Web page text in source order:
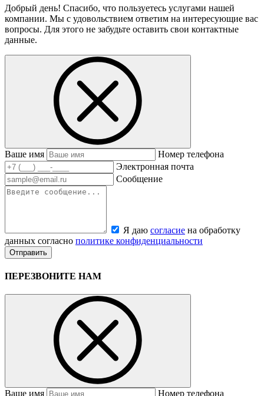
Добрый день! Спасибо, что пользуетесь услугами нашей
компании. Мы с удовольствием ответим на интересующие вас
вопросы. Для этого не забудьте оставить свои контактные
данные.
Ваше имя
Номер телефона
Электронная почта
Сообщение
Я даю согласие на обработку
данных согласно политике конфиденциальности
ПЕРЕЗВОНИТЕ НАМ
Ваше имя
Номер телефона